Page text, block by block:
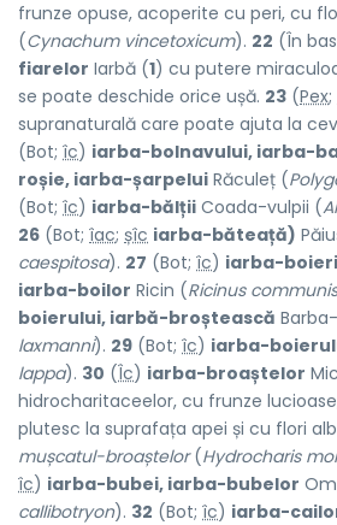
frunze opuse, acoperite cu peri, cu
(Cynachum vincetoxicum). 22 (În
fiarelor Iarbă (1) cu putere
se poate deschide orice ușă. 23 (Pex;
supranaturală care poate ajuta la
(Bot; îc) iarba-bolnavului, iarba-
roșie, iarba-șarpelui Răculeț (
(Bot; îc) iarba-bălții Coada-vulpii (
26 (Bot; îac; șîc iarba-băteață)
caespitosa). 27 (Bot; îc) iarba-
iarba-boilor Ricin (Ricinus communis
boierului, iarbă-broștească
laxmanni). 29 (Bot; îc) iarba-
lappa). 30 (Îc) iarba-broaștelor
hidrocharitaceelor, cu frunze
plutesc la suprafața apei și cu flori
mușcatul-broaștelor(Hydrocharis
îc) iarba-bubei, iarba-bubelor
callibotryon). 32 (Bot; îc) iarba-